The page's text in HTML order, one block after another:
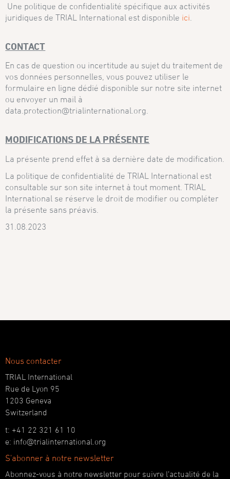
Une politique de confidentialité spécifique aux activités
juridiques de TRIAL International est disponible ici
CONTACT
En cas de question ou incertitude au sujet du traitement de
vos données personnelles, vous pouvez utiliser le
formulaire en ligne dédié disponible sur notre site internet
ou envoyer un mail à
data.protection@trialinternational.org.
MODIFICATIONS DE LA PRÉSENTE
La présente prend effet à sa dernière date de modification.
La politique de confidentialité de TRIAL International est
consultable sur son site internet à tout moment. TRIAL
International se réserve le droit de modifier ou compléter
la présente sans préavis.
31.08.2023
Nous contacter
TRIAL International
Rue de Lyon 95
1203 Geneva
Switzerland
t: +41 22 321 61 10
e: info@trialinternational.org
S'abonner à notre newsletter
Abonnez-vous à notre newsletter pour suivre l’actualité de la